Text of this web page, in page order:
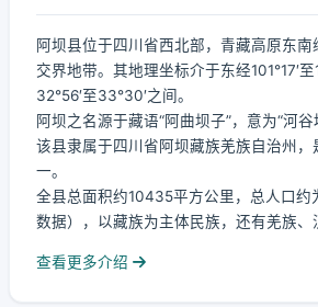
阿坝县位于四川省西北部，青藏高原东
交界地带。其地理坐标介于东经101°17′至
32°56′至33°30′之间。
阿坝之名源于藏语“阿曲坝子”，意为“河谷
该县隶属于四川省阿坝藏族羌族自治州，
一。
全县总面积约10435平方公里，总人口约
数据），以藏族为主体民族，还有羌族、
查看更多介绍